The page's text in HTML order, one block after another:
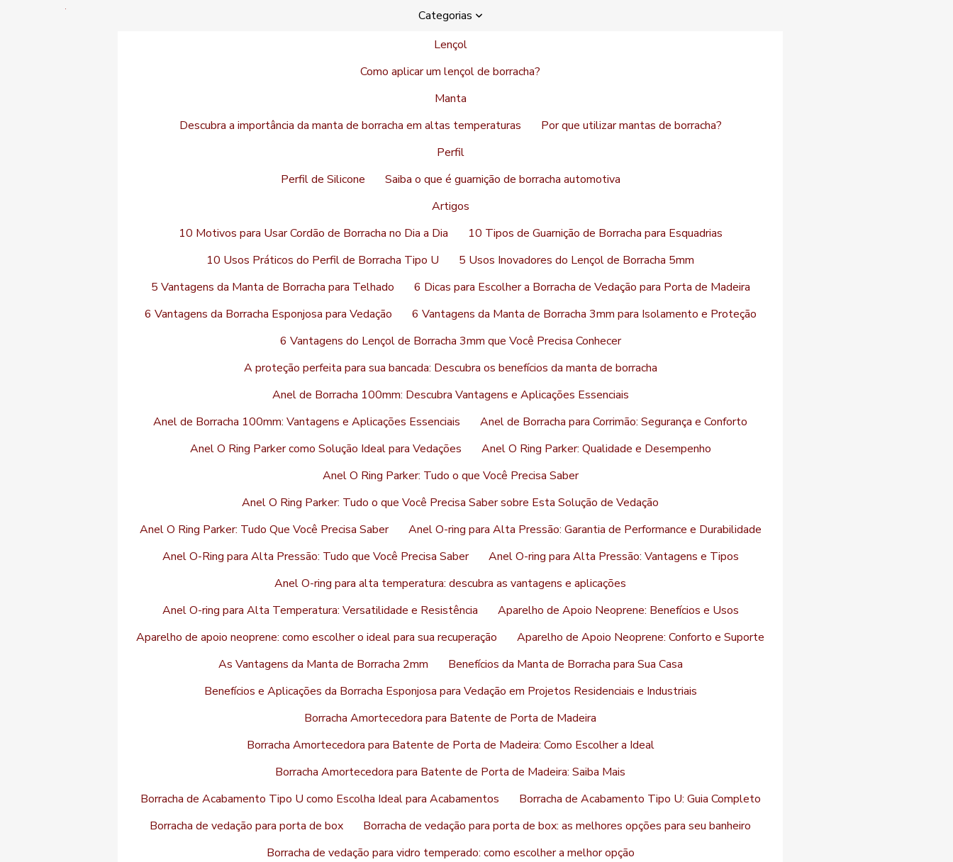
Categorias
Lençol
Como aplicar um lençol de borracha?
Manta
Descubra a importância da manta de borracha em altas temperaturas
Por que utilizar mantas de borracha?
Perfil
Perfil de Silicone
Saiba o que é guarnição de borracha automotiva
Artigos
10 Motivos para Usar Cordão de Borracha no Dia a Dia
10 Tipos de Guarnição de Borracha para Esquadrias
10 Usos Práticos do Perfil de Borracha Tipo U
5 Usos Inovadores do Lençol de Borracha 5mm
5 Vantagens da Manta de Borracha para Telhado
6 Dicas para Escolher a Borracha de Vedação para Porta de Madeira
6 Vantagens da Borracha Esponjosa para Vedação
6 Vantagens da Manta de Borracha 3mm para Isolamento e Proteção
6 Vantagens do Lençol de Borracha 3mm que Você Precisa Conhecer
A proteção perfeita para sua bancada: Descubra os benefícios da manta de borracha
Anel de Borracha 100mm: Descubra Vantagens e Aplicações Essenciais
Anel de Borracha 100mm: Vantagens e Aplicações Essenciais
Anel de Borracha para Corrimão: Segurança e Conforto
Anel O Ring Parker como Solução Ideal para Vedações
Anel O Ring Parker: Qualidade e Desempenho
Anel O Ring Parker: Tudo o que Você Precisa Saber
Anel O Ring Parker: Tudo o que Você Precisa Saber sobre Esta Solução de Vedação
Anel O Ring Parker: Tudo Que Você Precisa Saber
Anel O-ring para Alta Pressão: Garantia de Performance e Durabilidade
Anel O-Ring para Alta Pressão: Tudo que Você Precisa Saber
Anel O-ring para Alta Pressão: Vantagens e Tipos
Anel O-ring para alta temperatura: descubra as vantagens e aplicações
Anel O-ring para Alta Temperatura: Versatilidade e Resistência
Aparelho de Apoio Neoprene: Benefícios e Usos
Aparelho de apoio neoprene: como escolher o ideal para sua recuperação
Aparelho de Apoio Neoprene: Conforto e Suporte
As Vantagens da Manta de Borracha 2mm
Benefícios da Manta de Borracha para Sua Casa
Benefícios e Aplicações da Borracha Esponjosa para Vedação em Projetos Residenciais e Industriais
Borracha Amortecedora para Batente de Porta de Madeira
Borracha Amortecedora para Batente de Porta de Madeira: Como Escolher a Ideal
Borracha Amortecedora para Batente de Porta de Madeira: Saiba Mais
Borracha de Acabamento Tipo U como Escolha Ideal para Acabamentos
Borracha de Acabamento Tipo U: Guia Completo
Borracha de vedação para porta de box
Borracha de vedação para porta de box: as melhores opções para seu banheiro
Borracha de vedação para vidro temperado: como escolher a melhor opção